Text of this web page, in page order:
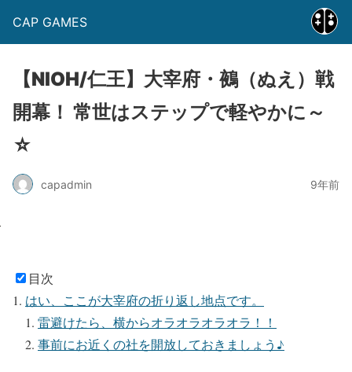
CAP GAMES
【NIOH/仁王】大宰府・鵺（ぬえ）戦
開幕！ 常世はステップで軽やかに～
☆
capadmin 9年前
目次
はい、ここが大宰府の折り返し地点です。
雷避けたら、横からオラオラオラオラ！！
事前にお近くの社を開放しておきましょう♪